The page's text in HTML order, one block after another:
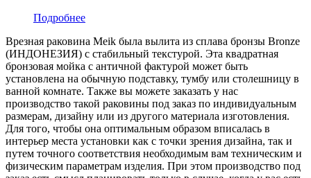
Подробнее
Врезная раковина Meik была вылита из сплава бронзы Bronze
(ИНДОНЕЗИЯ) c стабильный текстурой. Эта квадратная
бронзовая мойка с античной фактурой может быть
установлена на обычную подставку, тумбу или столешницу в
ванной комнате. Также вы можете заказать у нас
производство такой раковины под заказ по индивидуальным
размерам, дизайну или из другого материала изготовления.
Для того, чтобы она оптимальным образом вписалась в
интерьер места установки как с точки зрения дизайна, так и
путем точного соответствия необходимым вам техническим и
физическим параметрам изделия. При этом производство под